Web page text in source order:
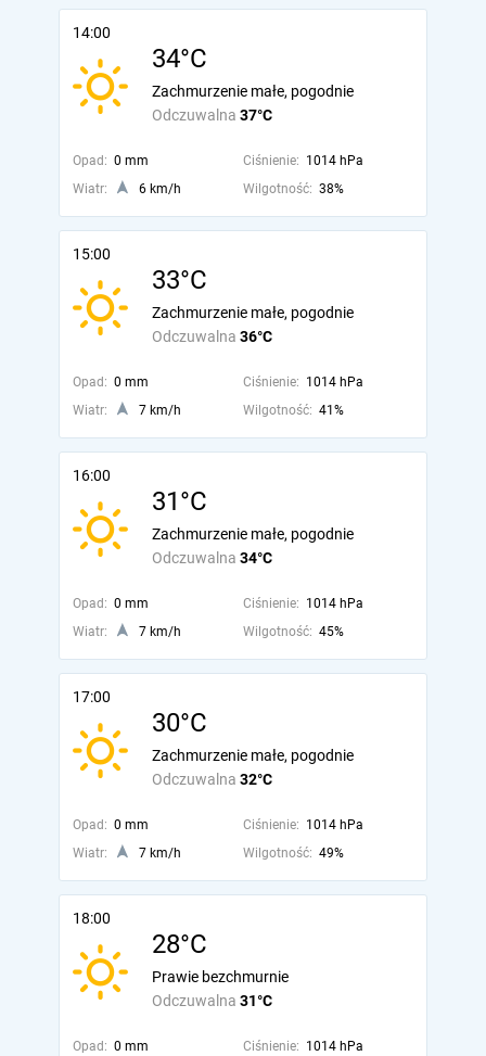
14:00
34°C
Odczuwalna 37°C
Zachmurzenie małe, pogodnie
Opad: 0 mm Ciśnienie: 1014 hPa
Wiatr:
6 km/h Wilgotność: 38%
15:00
33°C
Odczuwalna 36°C
Zachmurzenie małe, pogodnie
Opad: 0 mm Ciśnienie: 1014 hPa
Wiatr:
7 km/h Wilgotność: 41%
16:00
31°C
Odczuwalna 34°C
Zachmurzenie małe, pogodnie
Opad: 0 mm Ciśnienie: 1014 hPa
Wiatr:
7 km/h Wilgotność: 45%
17:00
30°C
Odczuwalna 32°C
Zachmurzenie małe, pogodnie
Opad: 0 mm Ciśnienie: 1014 hPa
Wiatr:
7 km/h Wilgotność: 49%
18:00
28°C
Odczuwalna 31°C
Prawie bezchmurnie
Opad: 0 mm Ciśnienie: 1014 hPa